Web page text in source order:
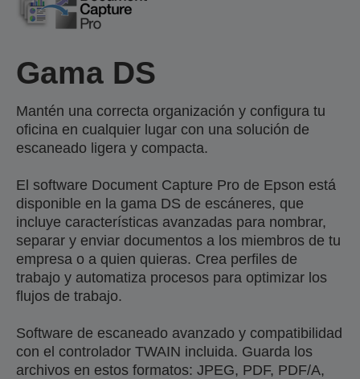
Gama DS
Mantén una correcta organización y configura tu
oficina en cualquier lugar con una solución de
escaneado ligera y compacta.
El software Document Capture Pro de Epson está
disponible en la gama DS de escáneres, que
incluye características avanzadas para nombrar,
separar y enviar documentos a los miembros de tu
empresa o a quien quieras. Crea perfiles de
trabajo y automatiza procesos para optimizar los
flujos de trabajo.
Software de escaneado avanzado y compatibilidad
con el controlador TWAIN incluida. Guarda los
archivos en estos formatos: JPEG, PDF, PDF/A,